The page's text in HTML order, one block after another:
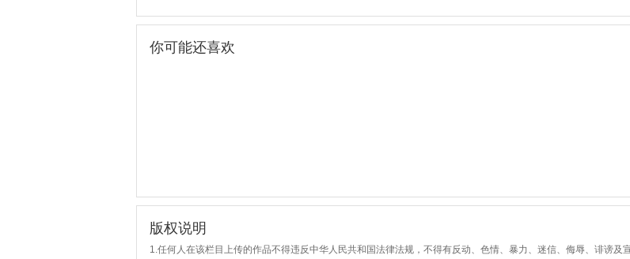
你可能还喜欢
版权说明
1.任何人在该栏目上传的作品不得违反中华人民共和国法律法规，不得有反动、色情、暴力、迷信、侮辱、诽谤及